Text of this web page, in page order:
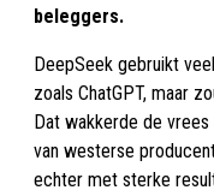
beleggers.
DeepSeek gebruikt
zoals ChatGPT, maar
Dat wakkerde de vrees
van westerse
echter met sterke